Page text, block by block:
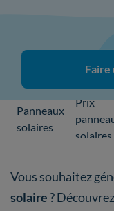
Faire
Panneaux
solaires
Prix
solaires
Vous souhaitez
solaire? Découvrez